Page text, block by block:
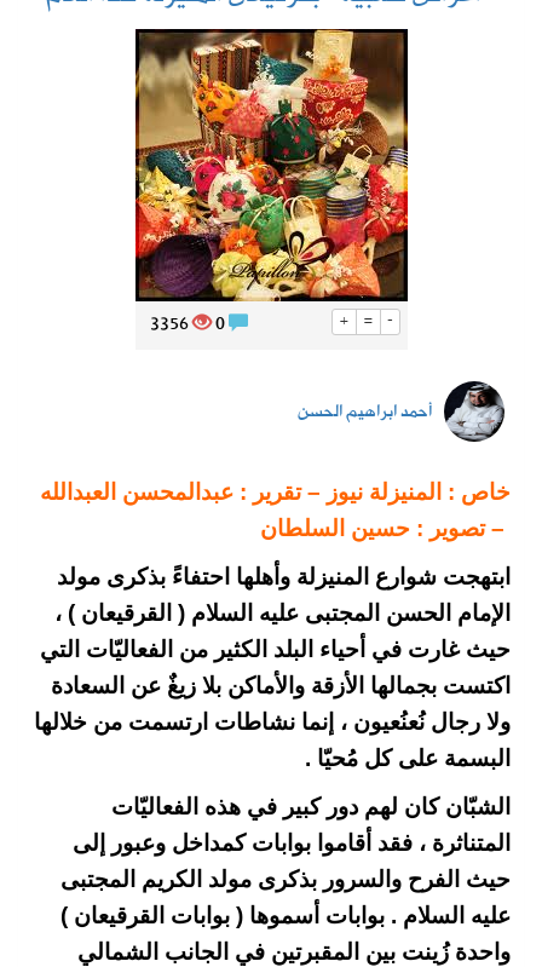
+ = -
0
3356
أحمد ابراهيم الحسن
خاص : المنيزلة نيوز –تقرير : عبدالمحسن العبدالله
–تصوير : حسين السلطان
ابتهجت شوارع المنيزلة وأهلها احتفاءً بذكرى مولد
الإمام الحسن المجتبى عليه السلام ( القرقيعان ) ،
حيث غارت في أحياء البلد الكثير من الفعاليّات التي
اكتست بجمالها الأزقة والأماكن بلا زيغٌ عن السعادة
ولا رجال نُعنُعيون ، إنما نشاطات ارتسمت من خلالها
البسمة على كل مُحيّا .
الشبّان كان لهم دور كبير في هذه الفعاليّات
المتناثرة ، فقد أقاموا بوابات كمداخل وعبور إلى
حيث الفرح والسرور بذكرى مولد الكريم المجتبى
عليه السلام . بوابات أسموها ( بوابات القرقيعان )
واحدة زُينت بين المقبرتين في الجانب الشمالي